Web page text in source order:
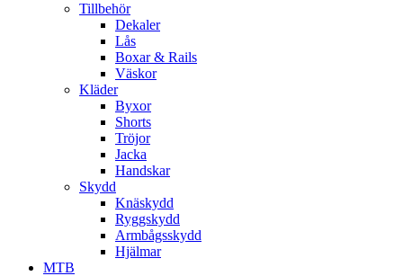
Tillbehör
Dekaler
Lås
Boxar & Rails
Väskor
Kläder
Byxor
Shorts
Tröjor
Jacka
Handskar
Skydd
Knäskydd
Ryggskydd
Armbågsskydd
Hjälmar
MTB